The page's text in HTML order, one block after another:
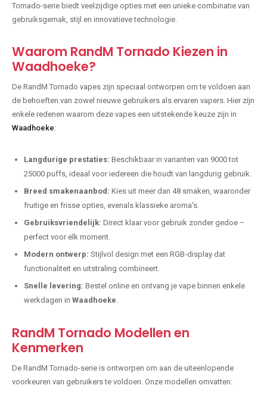
Tornado-serie biedt veelzijdige opties met een unieke combinatie van
gebruiksgemak, stijl en innovatieve technologie.
Waarom RandM Tornado Kiezen in
Waadhoeke?
De RandM Tornado vapes zijn speciaal ontworpen om te voldoen aan
de behoeften van zowel nieuwe gebruikers als ervaren vapers. Hier zijn
enkele redenen waarom deze vapes een uitstekende keuze zijn in
Waadhoeke:
Langdurige prestaties: Beschikbaar in varianten van 9000 tot
25000 puffs, ideaal voor iedereen die houdt van langdurig gebruik.
Breed smakenaanbod: Kies uit meer dan 48 smaken, waaronder
fruitige en frisse opties, evenals klassieke aroma's.
Gebruiksvriendelijk: Direct klaar voor gebruik zonder gedoe –
perfect voor elk moment.
Modern ontwerp: Stijlvol design met een RGB-display dat
functionaliteit en uitstraling combineert.
Snelle levering: Bestel online en ontvang je vape binnen enkele
werkdagen in Waadhoeke
RandM Tornado Modellen en
Kenmerken
De RandM Tornado-serie is ontworpen om aan de uiteenlopende
voorkeuren van gebruikers te voldoen. Onze modellen omvatten: